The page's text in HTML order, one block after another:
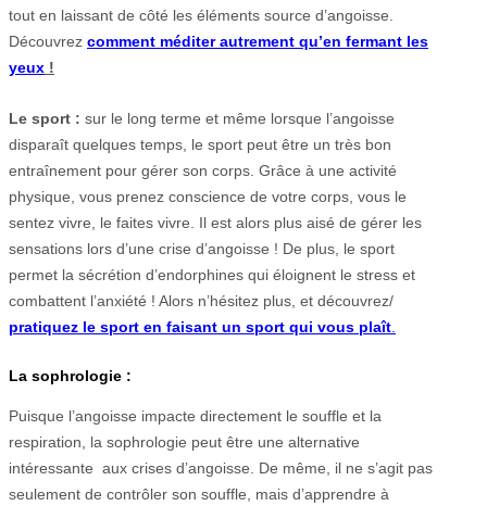
tout en laissant de côté les éléments source d’angoisse.
Découvrez comment méditer autrement qu’en fermant les
yeux !
Le sport : sur le long terme et même lorsque l’angoisse
disparaît quelques temps, le sport peut être un très bon
entraînement pour gérer son corps. Grâce à une activité
physique, vous prenez conscience de votre corps, vous le
sentez vivre, le faites vivre. Il est alors plus aisé de gérer les
sensations lors d’une crise d’angoisse ! De plus, le sport
permet la sécrétion d’endorphines qui éloignent le stress et
combattent l’anxiété ! Alors n’hésitez plus, et découvrez/
pratiquez le sport en faisant un sport qui vous plaît
La sophrologie :
Puisque l’angoisse impacte directement le souffle et la
respiration, la sophrologie peut être une alternative
intéressante aux crises d’angoisse. De même, il ne s’agit pas
seulement de contrôler son souffle, mais d’apprendre à